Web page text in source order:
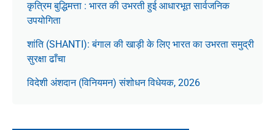
कृत्रिम बुद्धिमत्ता : भारत की उभरती हुई आधारभूत सार्वजनिक
उपयोगिता
शांति (SHANTI): बंगाल की खाड़ी के लिए भारत का उभरता समुद्री
सुरक्षा ढाँचा
विदेशी अंशदान (विनियमन) संशोधन विधेयक, 2026